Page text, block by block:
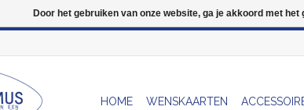
HOME WENSKAARTEN
Door het gebruiken van onze website, ga je akkoord metWij